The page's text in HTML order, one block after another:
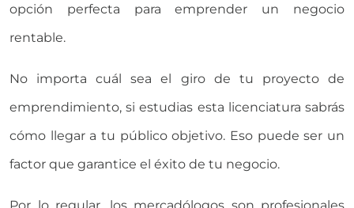
opción perfecta para emprender un negocio
rentable.
No importa cuál sea el giro de tu proyecto de
emprendimiento, si estudias esta licenciatura sabrás
cómo llegar a tu público objetivo. Eso puede ser un
factor que garantice el éxito de tu negocio.
Por lo regular, los mercadólogos son profesionales
INICIAR CHAT